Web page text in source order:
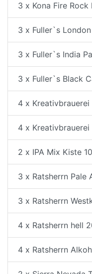
3 x Kona Fire
3 x Fuller`s
3 x Fuller`s India
3 x Fuller`s Black
4 x
4 x
2 x IPA Mix Kiste
3 x Ratsherrn Pale
3 x Ratsherrn
4 x Ratsherrn hell
4 x Ratsherrn